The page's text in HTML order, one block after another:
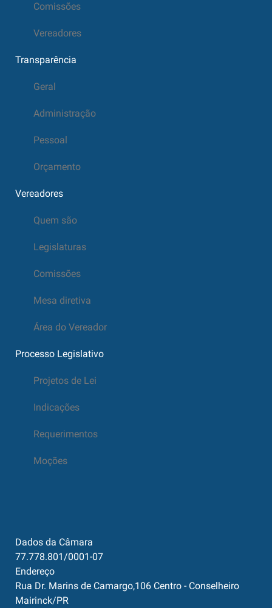
Comissões
Vereadores
Transparência
Geral
Administração
Pessoal
Orçamento
Vereadores
Quem são
Legislaturas
Comissões
Mesa diretiva
Área do Vereador
Processo Legislativo
Projetos de Lei
Indicações
Requerimentos
Moções
Dados da Câmara
77.778.801/0001-07
Endereço
Rua Dr. Marins de Camargo,106 Centro - Conselheiro
Mairinck/PR